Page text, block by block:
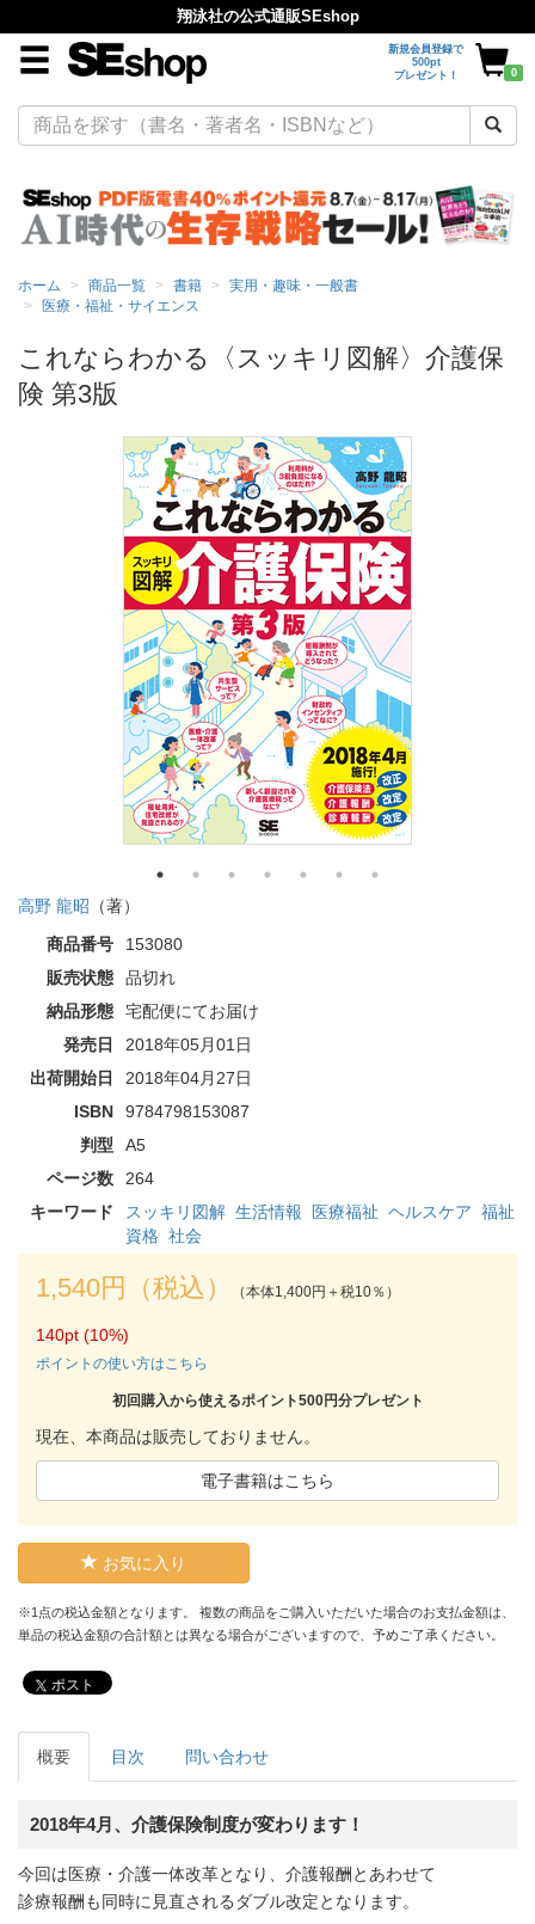
翔泳社の公式通販SEshop
新規会員登録で
500pt
プレゼント！
0
ホーム 商品一覧 書籍
実用・趣味・一般書
医療・福祉・サイエンス
これならわかる〈スッキリ図解〉介護保
険 第3版
高野 龍昭 （著）
商品番号
153080
販売状態
品切れ
納品形態
宅配便にてお届け
発売日
2018年05月01日
出荷開始日
2018年04月27日
ISBN
9784798153087
判型
A5
ページ数
264
キーワード
スッキリ図解 生活情報 医療福祉 ヘルスケア 福祉
資格 社会
1,540円（税込） （本体1,400円＋税10％）
140pt (10%)
ポイントの使い方はこちら
初回購入から使えるポイント500円分プレゼント
現在、本商品は販売しておりません。
電子書籍はこちら
お気に入り
※1点の税込金額となります。 複数の商品をご購入いただいた場合のお支払金額は、
単品の税込金額の合計額とは異なる場合がございますので、予めご了承ください。
ポスト
概要 目次 問い合わせ
2018年4月、介護保険制度が変わります！
今回は医療・介護一体改革となり、介護報酬とあわせて
診療報酬も同時に見直されるダブル改定となります。